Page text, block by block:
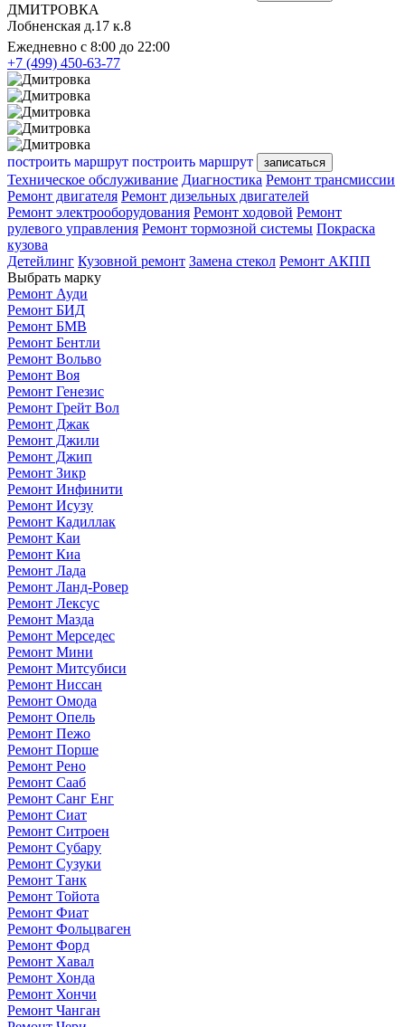
ДМИТРОВКА
Лобненская д.17 к.8
Ежедневно с 8:00 до 22:00
+7 (499) 450-63-77
построить маршрут построить маршрут записаться
Техническое обслуживание Диагностика Ремонт трансмиссии
Ремонт двигателя Ремонт дизельных двигателей
Ремонт электрооборудования Ремонт ходовой Ремонт
рулевого управления Ремонт тормозной системы Покраска
кузова
Детейлинг Кузовной ремонт Замена стекол Ремонт АКПП
Выбрать марку
Ремонт Ауди
Ремонт БИД
Ремонт БМВ
Ремонт Бентли
Ремонт Вольво
Ремонт Воя
Ремонт Генезис
Ремонт Грейт Вол
Ремонт Джак
Ремонт Джили
Ремонт Джип
Ремонт Зикр
Ремонт Инфинити
Ремонт Исузу
Ремонт Кадиллак
Ремонт Каи
Ремонт Киа
Ремонт Лада
Ремонт Ланд-Ровер
Ремонт Лексус
Ремонт Мазда
Ремонт Мерседес
Ремонт Мини
Ремонт Митсубиси
Ремонт Ниссан
Ремонт Омода
Ремонт Опель
Ремонт Пежо
Ремонт Порше
Ремонт Рено
Ремонт Сааб
Ремонт Санг Енг
Ремонт Сиат
Ремонт Ситроен
Ремонт Субару
Ремонт Сузуки
Ремонт Танк
Ремонт Тойота
Ремонт Фиат
Ремонт Фольцваген
Ремонт Форд
Ремонт Хавал
Ремонт Хонда
Ремонт Хончи
Ремонт Чанган